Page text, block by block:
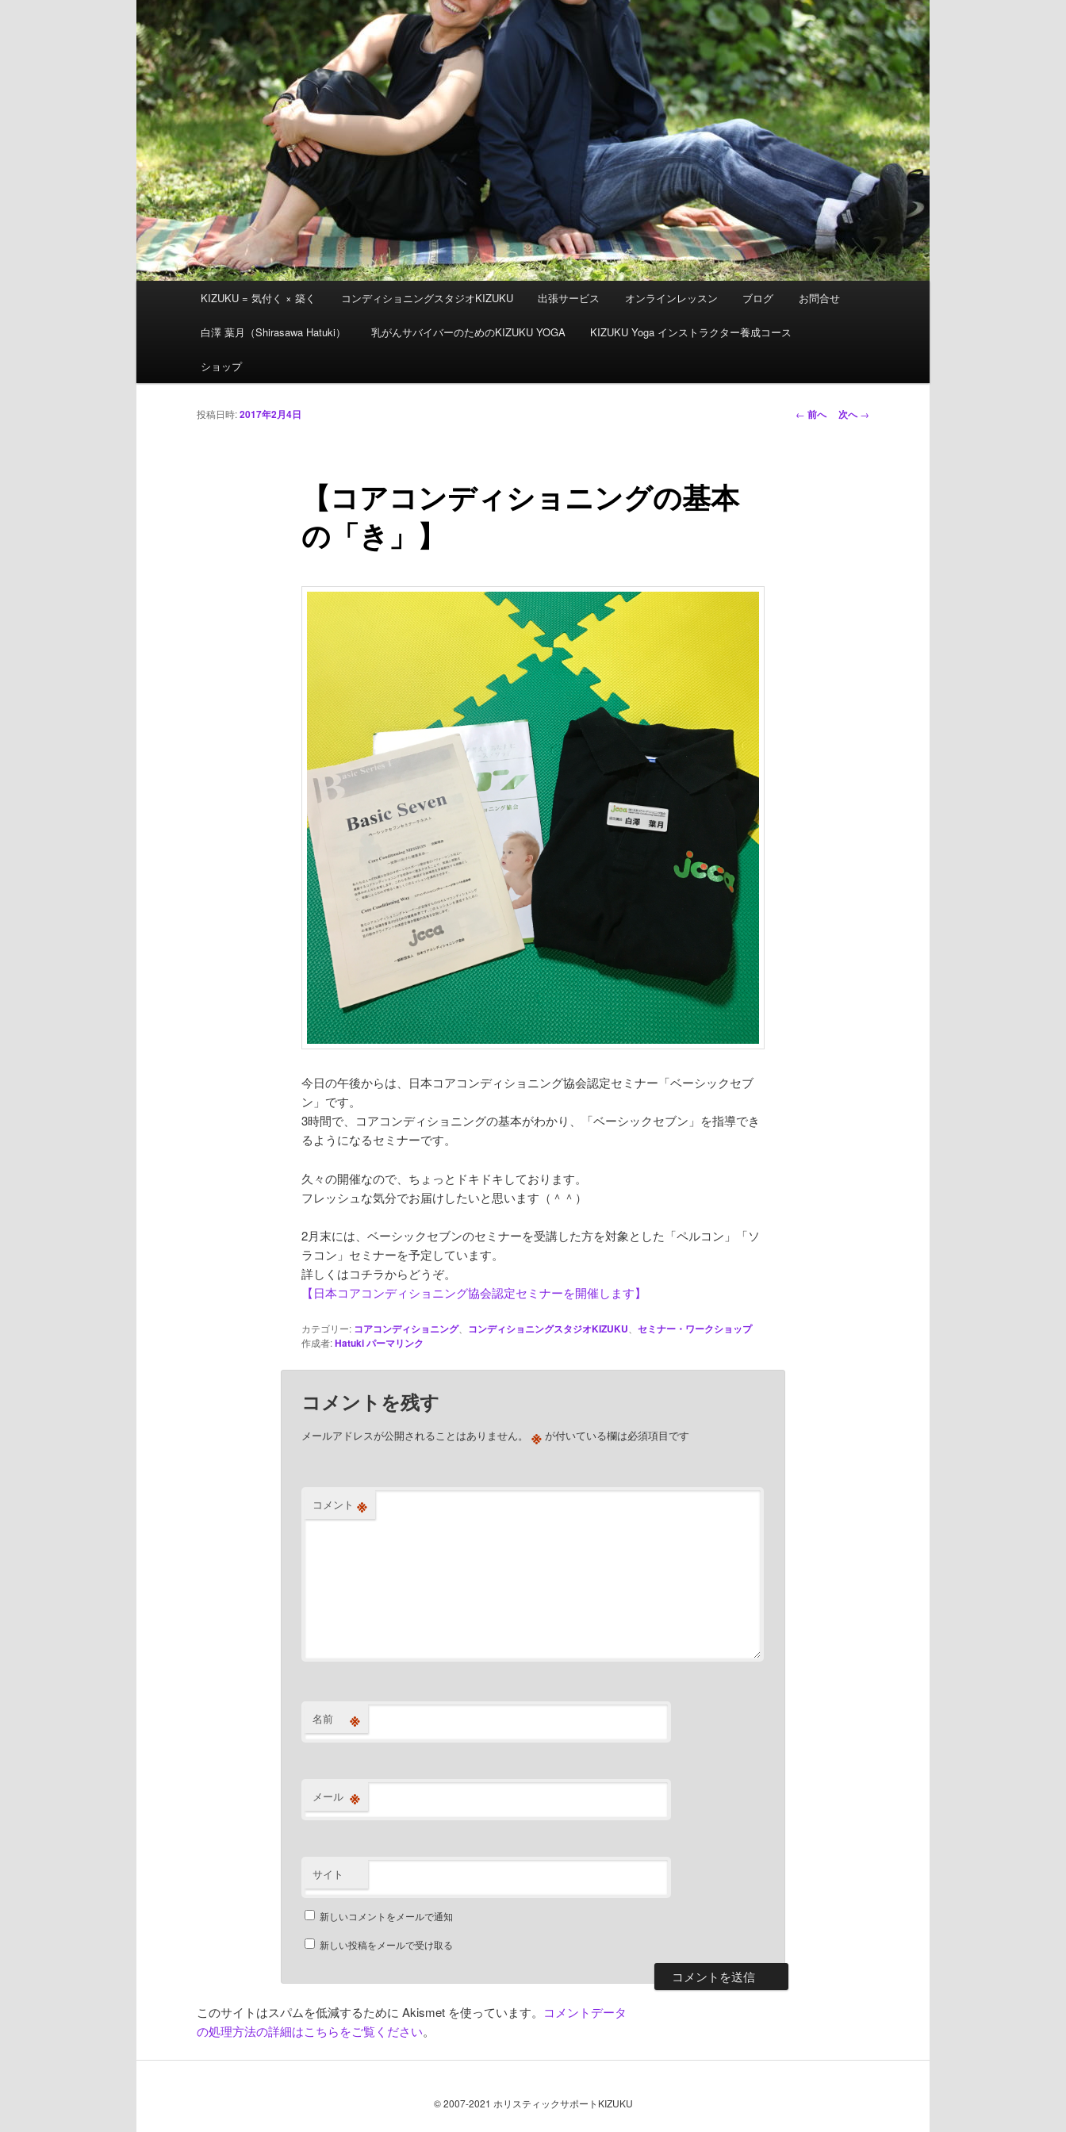
ュ
KIZUKU = 気付く × 築く コンディショニングスタジオKIZUKU 出張サービス オンラインレッスン ブログ お問合せ
白澤 葉月（Shirasawa Hatuki） 乳がんサバイバーのためのKIZUKU YOGA KIZUKU Yoga インストラクター養成コース
ショップ
投
← 前へ 次へ→
【コアコンディショニングの基本
の「き」】
投稿日時:2017年2月4日
今日の午後からは、日本コアコンディショニング協会認定セミナー「ベーシックセブ
ン」です。
3時間で、コアコンディショニングの基本がわかり、「ベーシックセブン」を指導でき
るようになるセミナーです。
久々の開催なので、ちょっとドキドキしております。
フレッシュな気分でお届けしたいと思います（＾＾）
2月末には、ベーシックセブンのセミナーを受講した方を対象とした「ペルコン」「ソ
ラコン」セミナーを予定しています。
詳しくはコチラからどうぞ。
【日本コアコンディショニング協会認定セミナーを開催します】
カテゴリー: コアコンディショニング、 コンディショニングスタジオKIZUKU、 セミナー・ワークショップ
作成者:Hatukiパーマリンク
コメントを残す
メールアドレスが公開されることはありません。 ※が付いている欄は必須項目です
コメント ※
名前 ※
メール ※
サイト
新しいコメントをメールで通知
新しい投稿をメールで受け取る
このサイトはスパムを低減するために Akismet を使っています。 コメントデータ
の処理方法の詳細はこちらをご覧ください。
© 2007-2021 ホリスティックサポートKIZUKU